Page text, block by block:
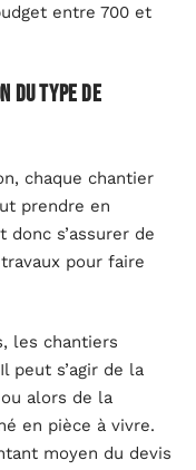
entre 700 et
du type de
chaque chantier
prendre en
s’assurer de
pour faire
les chantiers
peut s’agir de la
alors de la
en pièce à vivre.
moyen du devis